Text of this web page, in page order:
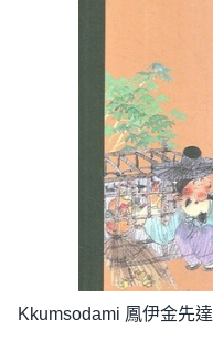
Kkumsodami 鳳伊金先達